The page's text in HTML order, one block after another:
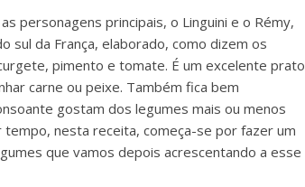
personagens principais, o Linguini e o Rémy,
sul da França, elaborado, como dizem os
pimento e tomate. É um excelente prato
carne ou peixe. Também fica bem
gostam dos legumes mais ou menos
nesta receita, começa-se por fazer um
que vamos depois acrescentando a esse